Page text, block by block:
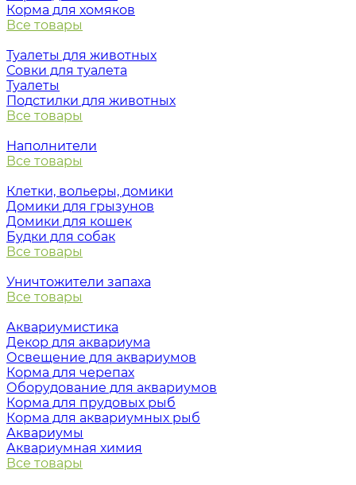
Корма для хомяков
Все товары
Туалеты для животных
Совки для туалета
Туалеты
Подстилки для животных
Все товары
Наполнители
Все товары
Клетки, вольеры, домики
Домики для грызунов
Домики для кошек
Будки для собак
Все товары
Уничтожители запаха
Все товары
Аквариумистика
Декор для аквариума
Освещение для аквариумов
Корма для черепах
Оборудование для аквариумов
Корма для прудовых рыб
Корма для аквариумных рыб
Аквариумы
Аквариумная химия
Все товары